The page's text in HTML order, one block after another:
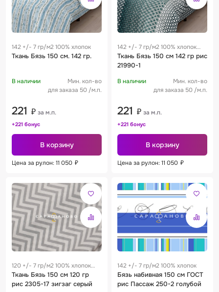
142 +/- 7 гр/м2 100% хлопок
Ткань Бязь 150 см. 142 гр.
В наличии
Мин. кол-во
для заказа 50 /м.п.
221 ₽ за м.п.
+221 бонус
В корзину
Цена за рулон: 11 050 ₽
142 +/- 7 гр/м2 100% хлопок
0.29 м
Ткань Бязь 150 см 142 гр рис
21990-1
В наличии
Мин. кол-во
для заказа 50 /м.п.
221 ₽ за м.п.
+221 бонус
В корзину
Цена за рулон: 11 050 ₽
120 +/- 7 гр/м2 100% хлопок
0.28 м
Ткань Бязь 150 см 120 гр
рис 2305-17 зигзаг серый
142 +/- 7 гр/м2 100% хлопок
Бязь набивная 150 см ГОСТ
рис Пассаж 250-2 голубой